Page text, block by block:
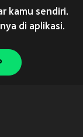
kamu sendiri.
di aplikasi.